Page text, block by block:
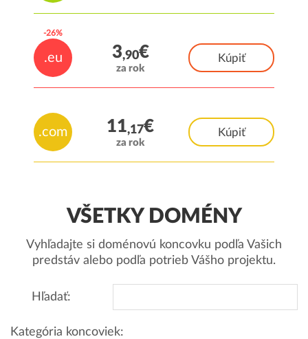
-26%
.eu 3,90€
za rok
Kúpiť
.com 11,17€
za rok
Kúpiť
VŠETKY DOMÉNY
Vyhľadajte si doménovú koncovku podľa Vašich
predstáv alebo podľa potrieb Vášho projektu.
Hľadať:
Kategória koncoviek: